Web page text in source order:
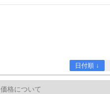
日付順 ↓